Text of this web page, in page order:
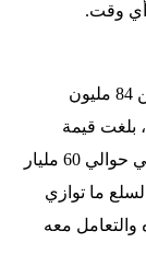
أي وقت.
يبلغ عدد مستخدمي موقع «إيباي» حالياً أكثر من 84 مليون
باعة ومشترين). وفي العام 2007م، بلغت قيمة
السلع التي بيعت من خلال هذا المتجر الإلكتروني حوالي 60 مليار
ما توازي
والتعامل معه